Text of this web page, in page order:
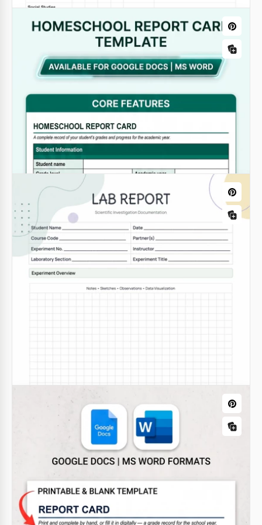
Modelo de Boletim Escolar para
Educação Domiciliar
Google Docs